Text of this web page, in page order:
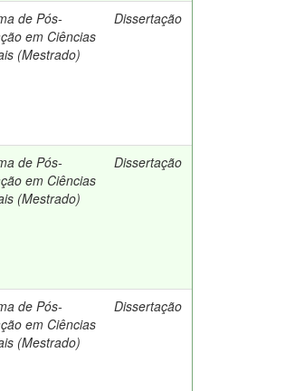
de Pós-
em Ciências
(Mestrado)
Dissertação
de Pós-
em Ciências
(Mestrado)
Dissertação
de Pós-
em Ciências
(Mestrado)
Dissertação